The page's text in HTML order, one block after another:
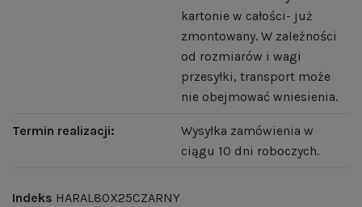
kartonie w całości- już
zmontowany. W zależności
od rozmiarów i wagi
przesyłki, transport może
nie obejmować wniesienia.
Termin realizacji:
Wysyłka zamówienia w
ciągu 10 dni roboczych.
Indeks HARAL80X25CZARNY